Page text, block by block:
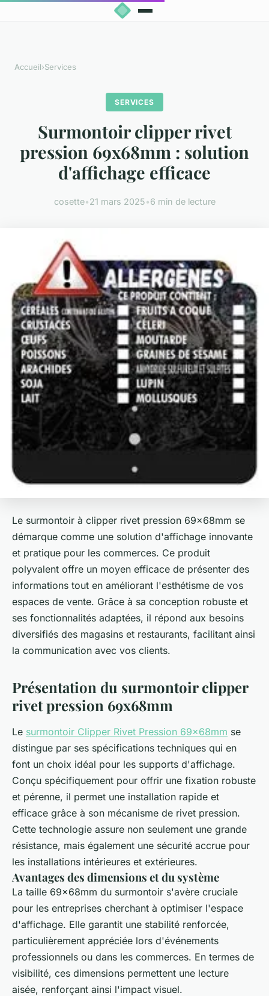
Accueil›Services
SERVICES
Surmontoir clipper rivet
pression 69x68mm : solution
d'affichage efficace
cosette•21 mars 2025•6 min de lecture
Le surmontoir à clipper rivet pression 69x68mm se
démarque comme une solution d'affichage innovante
et pratique pour les commerces. Ce produit
polyvalent offre un moyen efficace de présenter des
informations tout en améliorant l'esthétisme de vos
espaces de vente. Grâce à sa conception robuste et
ses fonctionnalités adaptées, il répond aux besoins
diversifiés des magasins et restaurants, facilitant ainsi
la communication avec vos clients.
Présentation du surmontoir clipper
rivet pression 69x68mm
Le surmontoir Clipper Rivet Pression 69x68mm se
distingue par ses spécifications techniques qui en
font un choix idéal pour les supports d'affichage.
Conçu spécifiquement pour offrir une fixation robuste
et pérenne, il permet une installation rapide et
efficace grâce à son mécanisme de rivet pression.
Cette technologie assure non seulement une grande
résistance, mais également une sécurité accrue pour
les installations intérieures et extérieures.
Avantages des dimensions et du système
La taille 69x68mm du surmontoir s'avère cruciale
pour les entreprises cherchant à optimiser l'espace
d'affichage. Elle garantit une stabilité renforcée,
particulièrement appréciée lors d'événements
professionnels ou dans les commerces. En termes de
visibilité, ces dimensions permettent une lecture
aisée, renforçant ainsi l'impact visuel.